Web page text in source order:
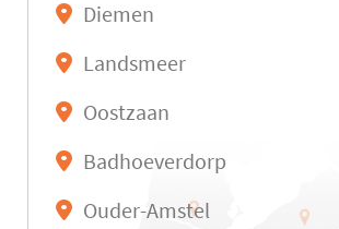
Diemen
Landsmeer
Oostzaan
Badhoeverdorp
Ouder-Amstel